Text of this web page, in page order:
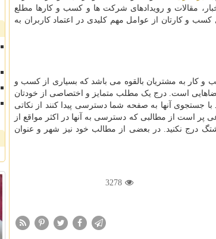
مقالات و رویدادهای شرکت ها و کسب و کارها مطلع
و کارتان از عوامل مهم کلیدی در اعتماد کاربران به
و کار به مشتریان بالقوه می باشد که بسیاری از کسب و
است. درج یک مطلب متمایز و اختصاصی از خودتان
جستجوی آنها به صفحه شما دسترسی پیدا کنند از نکاتی
است از مطالبی که دسترسی به آنها در اکثر مواقع از
درج نکنید. در بعضی از مطالب خود نیز شهر و عنوان
3278